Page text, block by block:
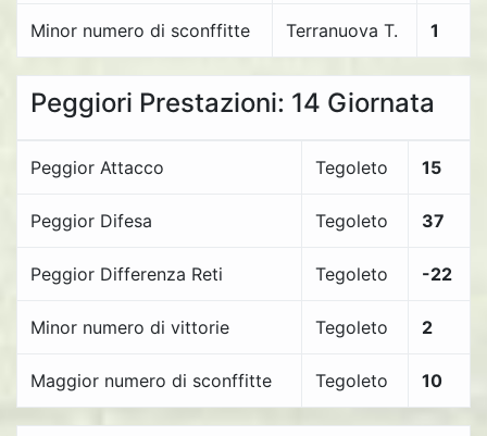
Minor numero di sconffitte Terranuova T. 1
Peggiori Prestazioni: 14 Giornata
Peggior Attacco Tegoleto 15
Peggior Difesa Tegoleto 37
Peggior Differenza Reti Tegoleto -22
Minor numero di vittorie Tegoleto 2
Maggior numero di sconffitte Tegoleto 10